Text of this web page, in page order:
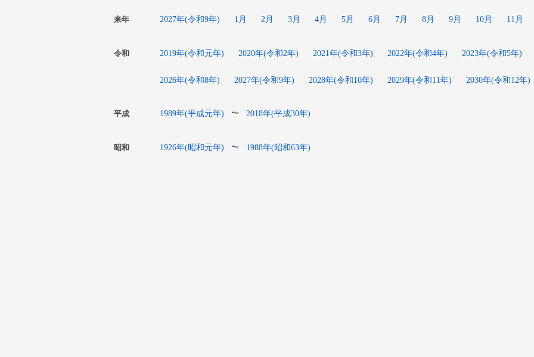
来年 2027年(令和9年) 1月 2月 3月 4月 5月 6月 7月 8月 9月 10月 11月
令和 2019年(令和元年) 2020年(令和2年) 2021年(令和3年) 2022年(令和4年) 2023年(令和5年)
2026年(令和8年) 2027年(令和9年) 2028年(令和10年) 2029年(令和11年) 2030年(令和12年)
平成 1989年(平成元年) 〜 2018年(平成30年)
昭和 1926年(昭和元年) 〜 1988年(昭和63年)